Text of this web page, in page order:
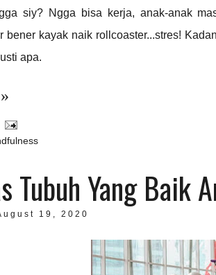
siy? Ngga bisa kerja, anak-anak
bener kayak naik rollcoaster...stres!
apa.
Tubuh Yang Baik
19, 2020